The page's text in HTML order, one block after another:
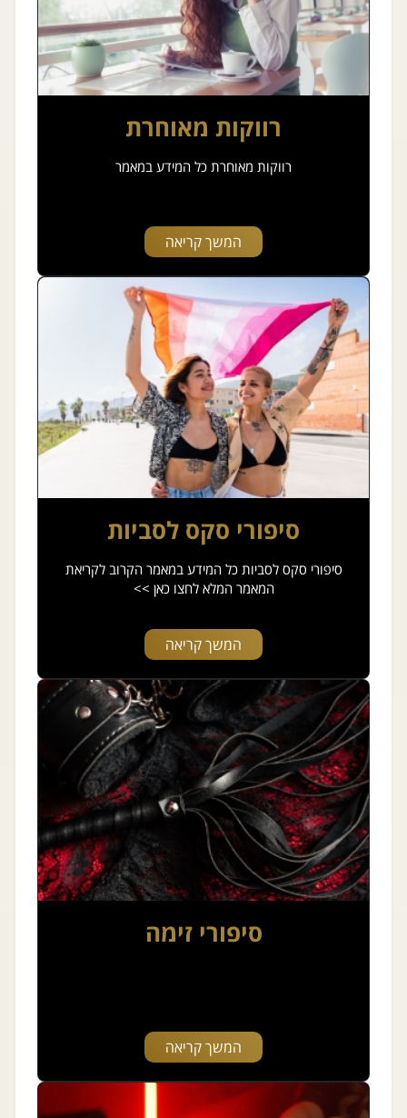
רווקות מאוחרת
רווקות מאוחרת כל המידע במאמר
המשך קריאה
סיפורי סקס לסביות
סיפורי סקס לסביות כל המידע במאמר הקרוב לקריאת
המאמר המלא לחצו כאן >>
המשך קריאה
סיפורי זימה
המשך קריאה